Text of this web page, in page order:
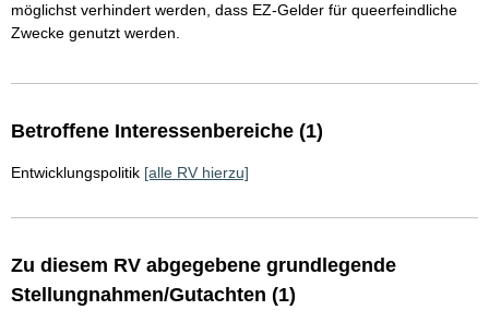
möglichst verhindert werden, dass EZ-Gelder für queerfeindliche
Zwecke genutzt werden.
Betroffene Interessenbereiche (1)
Entwicklungspolitik [alle RV hierzu]
Zu diesem RV abgegebene grundlegende
Stellungnahmen/Gutachten (1)